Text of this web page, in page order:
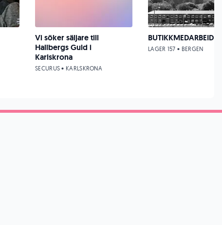
Vi söker säljare till
Hallbergs Guld i
Karlskrona
SECURUS • KARLSKRONA
BUTIKKMEDARBEIDER
LAGER 157 • BERGEN